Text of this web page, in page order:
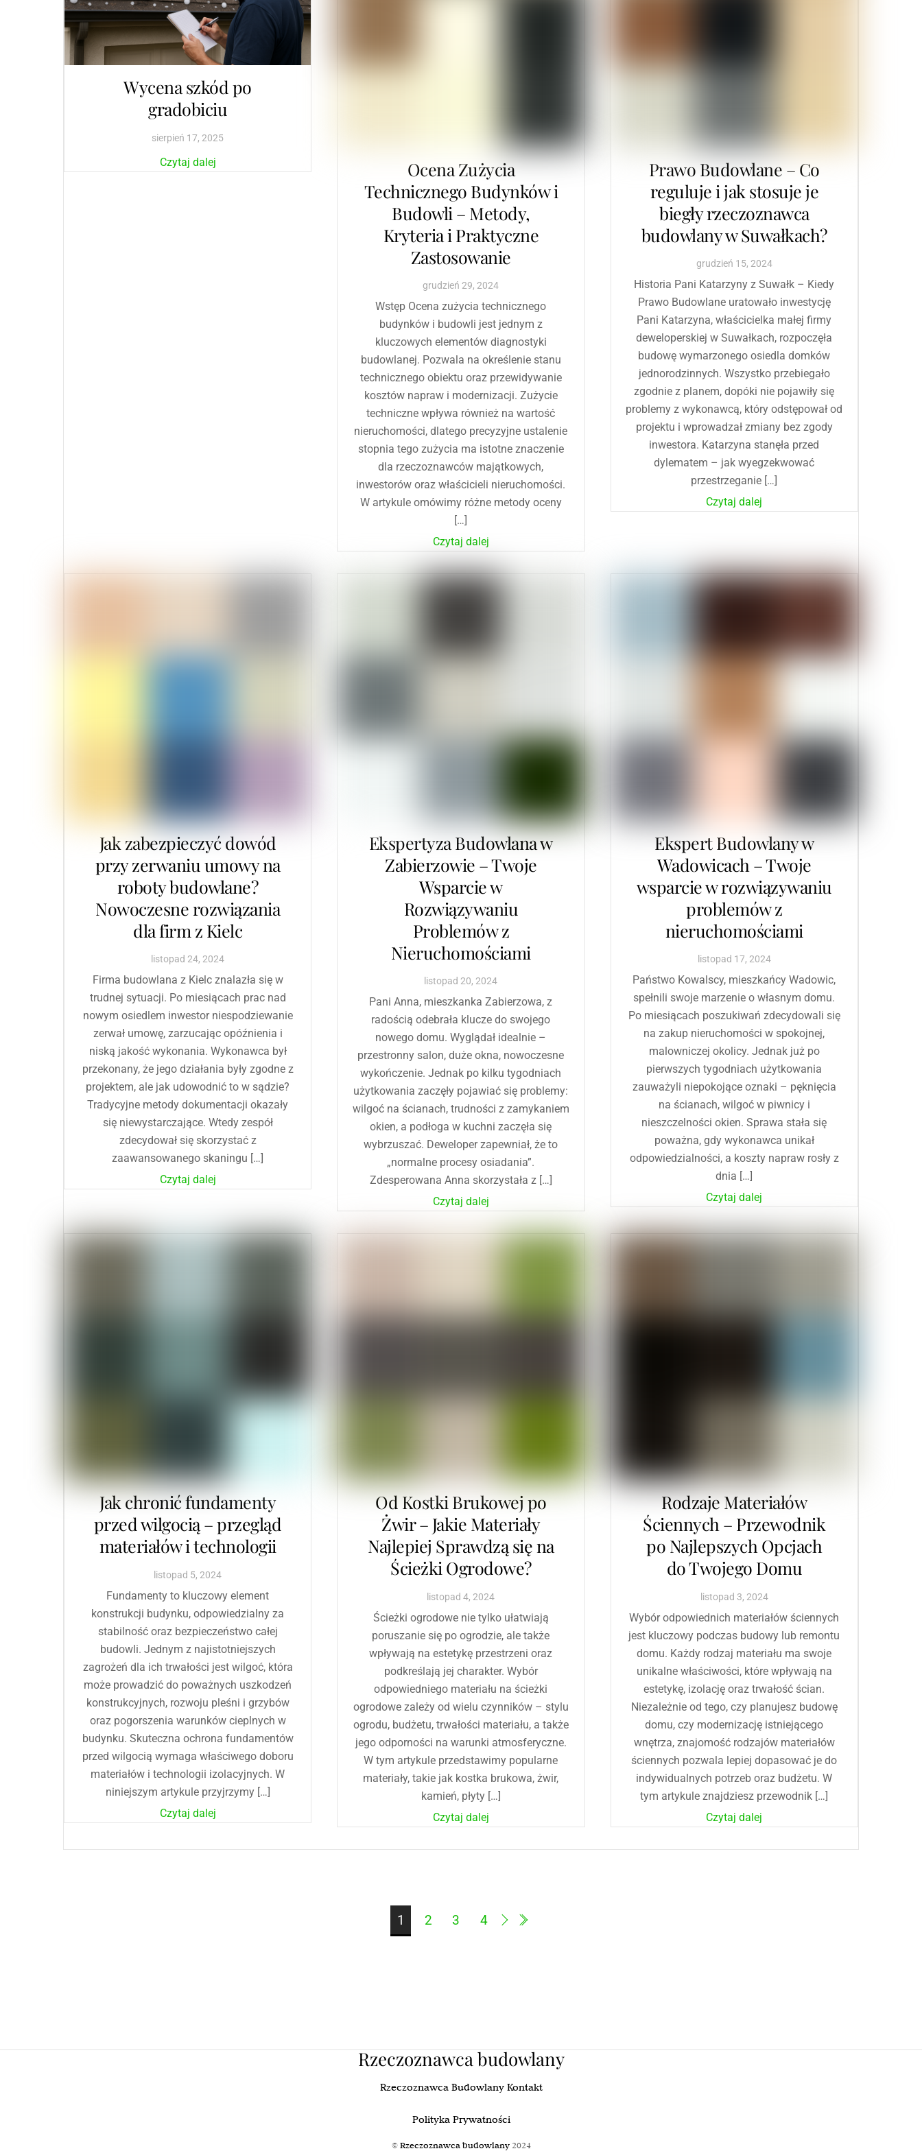
Wycena szkód po
gradobiciu
sierpień 17,2025
Czytaj dalej
Ocena Zużycia
Technicznego Budynków i
Budowli – Metody,
Kryteria i Praktyczne
Zastosowanie
grudzień 29,2024
Wstęp Ocena zużycia technicznego
budynków i budowli jest jednym z
kluczowych elementów diagnostyki
budowlanej. Pozwala na określenie stanu
technicznego obiektu oraz przewidywanie
kosztów napraw i modernizacji. Zużycie
techniczne wpływa również na wartość
nieruchomości, dlatego precyzyjne ustalenie
stopnia tego zużycia ma istotne znaczenie
dla rzeczoznawców majątkowych,
inwestorów oraz właścicieli nieruchomości.
W artykule omówimy różne metody oceny
[…]
Czytaj dalej
Prawo Budowlane – Co
reguluje i jak stosuje je
biegły rzeczoznawca
budowlany w Suwałkach?
grudzień 15, 2024
Historia Pani Katarzyny z Suwałk – Kiedy
Prawo Budowlane uratowało inwestycję
Pani Katarzyna, właścicielka małej firmy
deweloperskiej w Suwałkach, rozpoczęła
budowę wymarzonego osiedla domków
jednorodzinnych. Wszystko przebiegało
zgodnie z planem, dopóki nie pojawiły się
problemy z wykonawcą, który odstępował od
projektu i wprowadzał zmiany bez zgody
inwestora. Katarzyna stanęła przed
dylematem – jak wyegzekwować
przestrzeganie […]
Czytaj dalej
Jak zabezpieczyć dowód
przy zerwaniu umowy na
roboty budowlane?
Nowoczesne rozwiązania
dla firm z Kielc
listopad 24,2024
Firma budowlana z Kielc znalazła się w
trudnej sytuacji. Po miesiącach prac nad
nowym osiedlem inwestor niespodziewanie
zerwał umowę, zarzucając opóźnienia i
niską jakość wykonania. Wykonawca był
przekonany, że jego działania były zgodne z
projektem, ale jak udowodnić to w sądzie?
Tradycyjne metody dokumentacji okazały
się niewystarczające. Wtedy zespół
zdecydował się skorzystać z
zaawansowanego skaningu […]
Czytaj dalej
Ekspertyza Budowlana w
Zabierzowie – Twoje
Wsparcie w
Rozwiązywaniu
Problemów z
Nieruchomościami
listopad 20,2024
Pani Anna, mieszkanka Zabierzowa, z
radością odebrała klucze do swojego
nowego domu. Wyglądał idealnie –
przestronny salon, duże okna, nowoczesne
wykończenie. Jednak po kilku tygodniach
użytkowania zaczęły pojawiać się problemy:
wilgoć na ścianach, trudności z zamykaniem
okien, a podłoga w kuchni zaczęła się
wybrzuszać. Deweloper zapewniał, że to
„normalne procesy osiadania”.
Zdesperowana Anna skorzystała z […]
Czytaj dalej
Ekspert Budowlany w
Wadowicach – Twoje
wsparcie w rozwiązywaniu
problemów z
nieruchomościami
listopad 17, 2024
Państwo Kowalscy, mieszkańcy Wadowic,
spełnili swoje marzenie o własnym domu.
Po miesiącach poszukiwań zdecydowali się
na zakup nieruchomości w spokojnej,
malowniczej okolicy. Jednak już po
pierwszych tygodniach użytkowania
zauważyli niepokojące oznaki – pęknięcia
na ścianach, wilgoć w piwnicy i
nieszczelności okien. Sprawa stała się
poważna, gdy wykonawca unikał
odpowiedzialności, a koszty napraw rosły z
dnia […]
Czytaj dalej
Jak chronić fundamenty
przed wilgocią – przegląd
materiałów i technologii
listopad 5,2024
Fundamenty to kluczowy element
konstrukcji budynku, odpowiedzialny za
stabilność oraz bezpieczeństwo całej
budowli. Jednym z najistotniejszych
zagrożeń dla ich trwałości jest wilgoć, która
może prowadzić do poważnych uszkodzeń
konstrukcyjnych, rozwoju pleśni i grzybów
oraz pogorszenia warunków cieplnych w
budynku. Skuteczna ochrona fundamentów
przed wilgocią wymaga właściwego doboru
materiałów i technologii izolacyjnych. W
niniejszym artykule przyjrzymy […]
Czytaj dalej
Od Kostki Brukowej po
Żwir – Jakie Materiały
Najlepiej Sprawdzą się na
Ścieżki Ogrodowe?
listopad 4,2024
Ścieżki ogrodowe nie tylko ułatwiają
poruszanie się po ogrodzie, ale także
wpływają na estetykę przestrzeni oraz
podkreślają jej charakter. Wybór
odpowiedniego materiału na ścieżki
ogrodowe zależy od wielu czynników – stylu
ogrodu, budżetu, trwałości materiału, a także
jego odporności na warunki atmosferyczne.
W tym artykule przedstawimy popularne
materiały, takie jak kostka brukowa, żwir,
kamień, płyty […]
Czytaj dalej
Rodzaje Materiałów
Ściennych – Przewodnik
po Najlepszych Opcjach
do Twojego Domu
listopad 3, 2024
Wybór odpowiednich materiałów ściennych
jest kluczowy podczas budowy lub remontu
domu. Każdy rodzaj materiału ma swoje
unikalne właściwości, które wpływają na
estetykę, izolację oraz trwałość ścian.
Niezależnie od tego, czy planujesz budowę
domu, czy modernizację istniejącego
wnętrza, znajomość rodzajów materiałów
ściennych pozwala lepiej dopasować je do
indywidualnych potrzeb oraz budżetu. W
tym artykule znajdziesz przewodnik […]
Czytaj dalej
1 2 3 4
Rzeczoznawca budowlany
Rzeczoznawca Budowlany Kontakt
Polityka Prywatności
©Rzeczoznawca budowlany2024